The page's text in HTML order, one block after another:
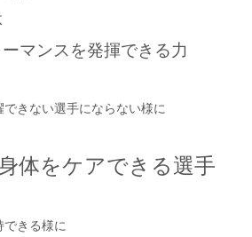
マンスを発揮できる力
できない選手にならない様に
体をケアできる選手
できる様に